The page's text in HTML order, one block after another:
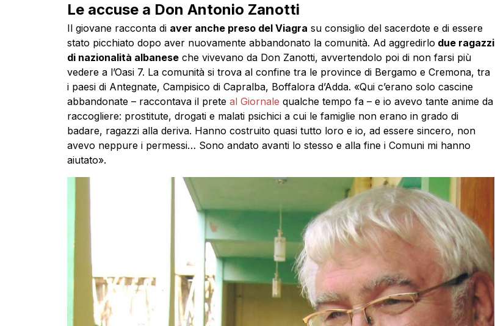
Le accuse a Don Antonio Zanotti
Il giovane racconta di aver anche preso del Viagra su consiglio del sacerdote e di essere
stato picchiato dopo aver nuovamente abbandonato la comunità. Ad aggredirlo due ragazzi
di nazionalità albaneseche vivevano da Don Zanotti, avvertendolo poi di non farsi più
vedere a l’Oasi 7. La comunità si trova al confine tra le province di Bergamo e Cremona, tra
i paesi di Antegnate, Campisico di Capralba, Boffalora d’Adda. «Qui c’erano solo cascine
abbandonate – raccontava il preteal Giornale qualche tempo fa – e io avevo tante anime da
raccogliere: prostitute, drogati e malati psichici a cui le famiglie non erano in grado di
badare, ragazzi alla deriva. Hanno costruito quasi tutto loro e io, ad essere sincero, non
avevo neppure i permessi… Sono andato avanti lo stesso e alla fine i Comuni mi hanno
aiutato».